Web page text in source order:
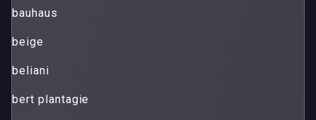
bauhaus
beige
beliani
bert plantagie